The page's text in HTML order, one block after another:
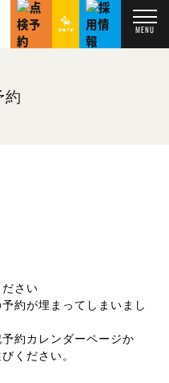
MENU
約
さい
約が埋まってしまいまし
約カレンダーページか
ください。